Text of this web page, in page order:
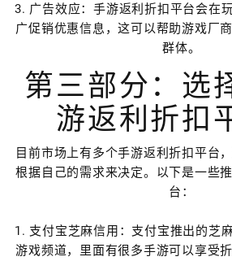
3. 广告效应：手游返利折扣平台会在
广促销优惠信息，这可以帮助游戏厂
群体。
第三部分：选
游返利折扣
目前市场上有多个手游返利折扣平台
根据自己的需求来决定。以下是一些
台：
1. 支付宝芝麻信用：支付宝推出的芝
游戏频道，里面有很多手游可以享受